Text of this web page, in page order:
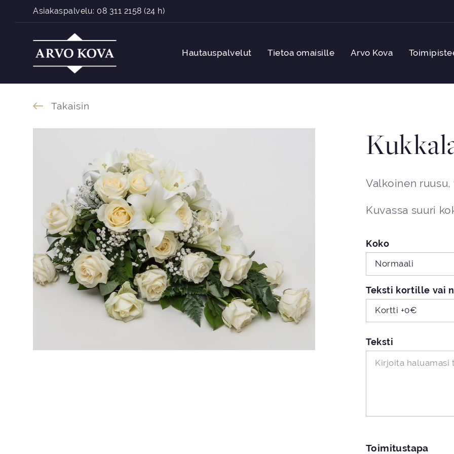
Siirry sisältöön
Asiakaspalvelu: 08 311 2158 (24 h)
Hautauspalvelut Tietoa omaisille Arvo Kova
Takaisin
Valkoinen
Kuvassa suuri
Koko
Normaali
Teksti kortille vai
Kortti +0€
Teksti
Toimitustapa